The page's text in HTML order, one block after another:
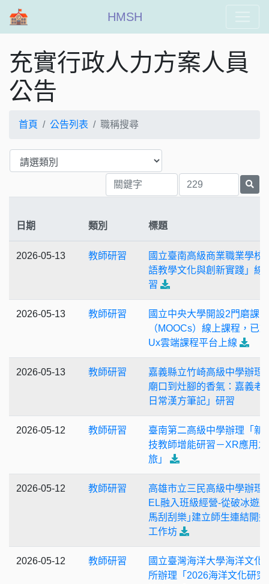
HMSH
充實行政人力方案人員
公告
首頁 公告列表 職稱搜尋
日期 類別 標題
2026-05-13 教師研習
國立臺南高級商業職業學校
語教學文化與創新實踐」線
習
2026-05-13 教師研習
國立中央大學開設2門磨課師
（MOOCs）線上課程，已
Ux雲端課程平台上線
2026-05-13 教師研習
嘉義縣立竹崎高級中學辦理
廟口到灶腳的香氣：嘉義老
日常漢方筆記」研習
2026-05-12 教師研習
臺南第二高級中學辦理「新
技教師增能研習－XR應用之
旅」
2026-05-12 教師研習
高雄市立三民高級中學辦理
EL融入班級經營-從破冰遊
馬刮刮樂｣建立師生連結開
工作坊
2026-05-12 教師研習
國立臺灣海洋大學海洋文化
所辦理「2026海洋文化研究